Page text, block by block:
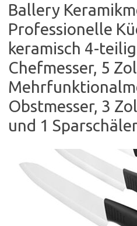
Ballery
Professionelle
keramisch 4-
Chefmesser, 5
Obstmesser, 3
und 1